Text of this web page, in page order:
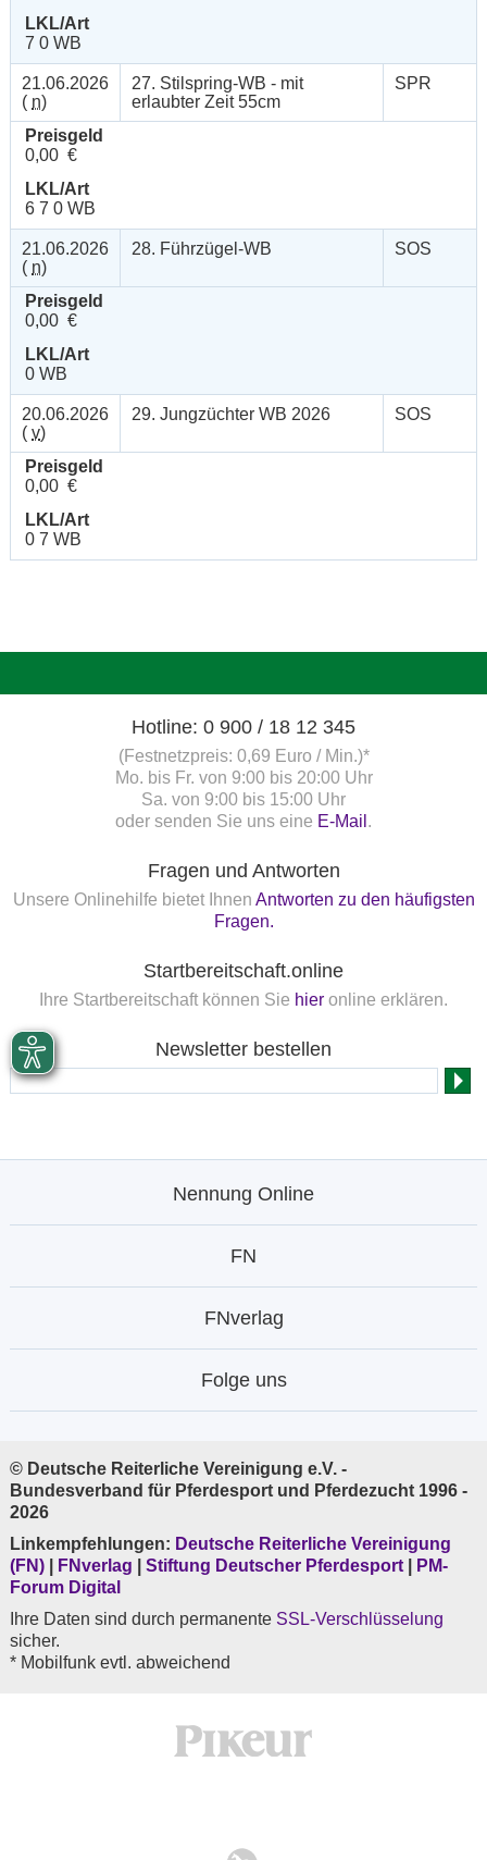
LKL/Art
7 0 WB
21.06.2026
( n)
27. Stilspring-WB - mit
erlaubter Zeit 55cm
SPR
Preisgeld
0,00 €
LKL/Art
6 7 0 WB
21.06.2026
( n)
28. Führzügel-WB SOS
Preisgeld
0,00 €
LKL/Art
0 WB
20.06.2026
( v)
29. Jungzüchter WB 2026 SOS
Preisgeld
0,00 €
LKL/Art
0 7 WB
Hotline: 0 900 / 18 12 345
(Festnetzpreis: 0,69 Euro / Min.)*
Mo. bis Fr. von 9:00 bis 20:00 Uhr
Sa. von 9:00 bis 15:00 Uhr
oder senden Sie uns eine E-Mail .
Fragen und Antworten
Unsere Onlinehilfe bietet Ihnen Antworten zu den häufigsten
Fragen.
Startbereitschaft.online
Ihre Startbereitschaft können Sie hier online erklären.
Newsletter bestellen
Nennung Online
FN
FNverlag
Folge uns
© Deutsche Reiterliche Vereinigung e.V. -
Bundesverband für Pferdesport und Pferdezucht 1996 -
2026
Linkempfehlungen: Deutsche Reiterliche Vereinigung
(FN)
FNverlag Stiftung Deutscher Pferdesport
PM-
Forum Digital
Ihre Daten sind durch permanente SSL-Verschlüsselung
sicher.
* Mobilfunk evtl. abweichend